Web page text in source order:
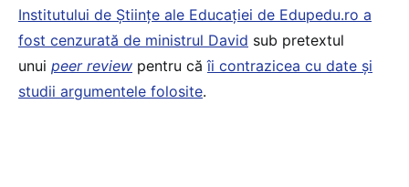
Institutului de Științe ale Educației de Edupedu.ro a
fost cenzurată de ministrul David sub pretextul
unui peer review pentru căîi contrazicea cu date și
studii argumentele folosite.